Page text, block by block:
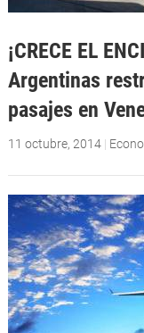
¡CRECE EL
Argentinas
pasajes en
11 octubre, 2014|